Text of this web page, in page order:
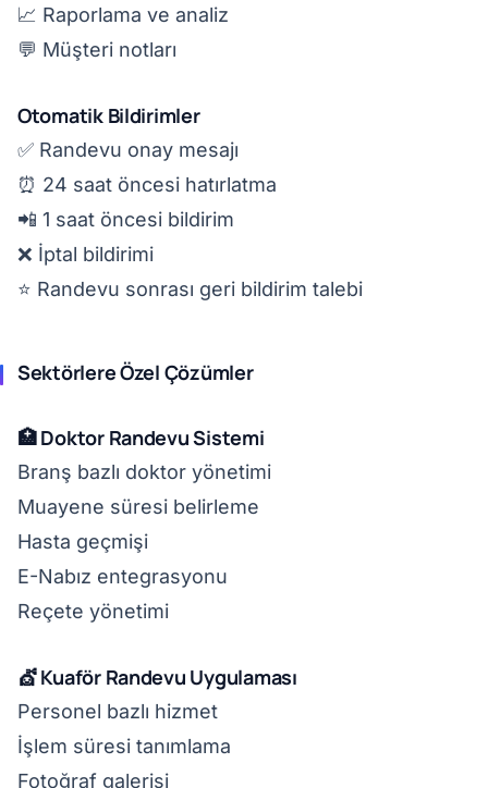
📈 Raporlama ve analiz
💬 Müşteri notları
Otomatik Bildirimler
✅ Randevu onay mesajı
⏰ 24 saat öncesi hatırlatma
📲 1 saat öncesi bildirim
❌ İptal bildirimi
⭐ Randevu sonrası geri bildirim talebi
Sektörlere Özel Çözümler
🏥 Doktor Randevu Sistemi
Branş bazlı doktor yönetimi
Muayene süresi belirleme
Hasta geçmişi
E-Nabız entegrasyonu
Reçete yönetimi
💇 Kuaför Randevu Uygulaması
Personel bazlı hizmet
İşlem süresi tanımlama
Fotoğraf galerisi